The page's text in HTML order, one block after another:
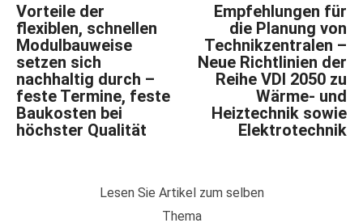
Vorteile der
flexiblen, schnellen
Modulbauweise
setzen sich
nachhaltig durch –
feste Termine, feste
Baukosten bei
höchster Qualität
Empfehlungen für
die Planung von
Technikzentralen –
Neue Richtlinien der
Reihe VDI 2050 zu
Wärme- und
Heiztechnik sowie
Elektrotechnik
Lesen Sie Artikel zum selben
Thema